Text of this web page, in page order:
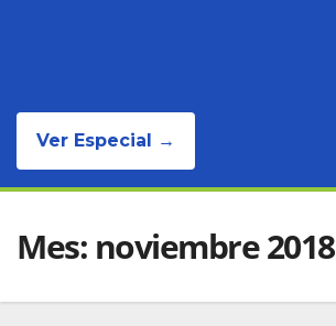
Ver Especial →
Mes: noviembre 2018